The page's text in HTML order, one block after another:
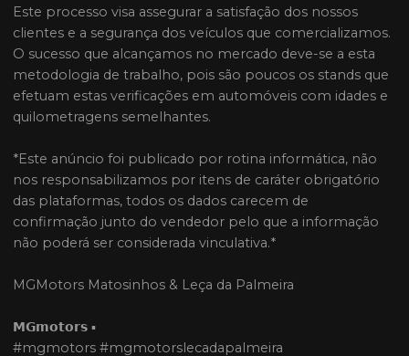
Este processo visa assegurar a satisfação dos nossos
clientes e a segurança dos veículos que comercializamos.
O sucesso que alcançamos no mercado deve-se a esta
metodologia de trabalho, pois são poucos os stands que
efetuam estas verificações em automóveis com idades e
quilometragens semelhantes.
*Este anúncio foi publicado por rotina informática, não
nos responsabilizamos por itens de caráter obrigatório
das plataformas, todos os dados carecem de
confirmação junto do vendedor pelo que a informação
não poderá ser considerada vinculativa.*
MGMotors Matosinhos & Leça da Palmeira
𝗠𝗚𝗺𝗼𝘁𝗼𝗿𝘀 ▪
#mgmotors #mgmotorslecadapalmeira